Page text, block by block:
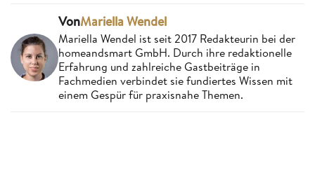
VonMariella Wendel
Mariella Wendel ist seit 2017 Redakteurin bei der
homeandsmart GmbH. Durch ihre redaktionelle
Erfahrung und zahlreiche Gastbeiträge in
Fachmedien verbindet sie fundiertes Wissen mit
einem Gespür für praxisnahe Themen.